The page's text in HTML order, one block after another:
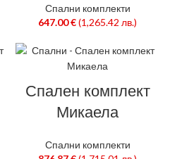
Спални комплекти
647.00€(1,265.42 лв.)
Спален комплект
Микаела
Спални комплекти